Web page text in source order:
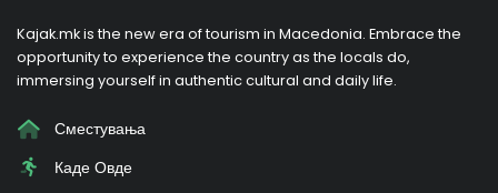
Kajak.mk is the new era of tourism in Macedonia. Embrace the
opportunity to experience the country as the locals do,
immersing yourself in authentic cultural and daily life.
Сместувања
Каде Овде